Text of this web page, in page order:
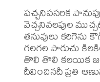
పచ్చనిపసరిక
వెచ్చనివలపుల
తనువులు కరిగెను
గలగల పారుచు
తొలి తొలి కలయిక
దీవించినదీ ప్రతి